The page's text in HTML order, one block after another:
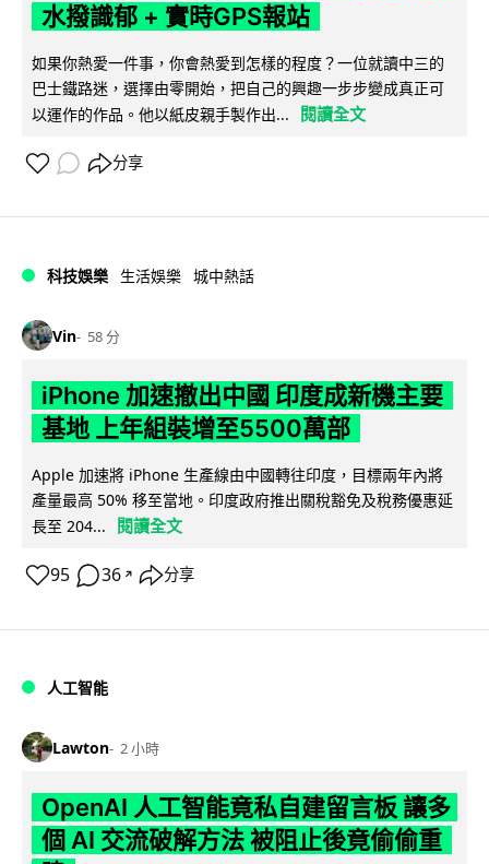
水撥識郁 + 實時GPS報站
如果你熱愛一件事，你會熱愛到怎樣的程度？一位就讀中三的
巴士鐵路迷，選擇由零開始，把自己的興趣一步步變成真正可
以運作的作品。他以紙皮親手製作出...
閱讀全文
分享
科技娛樂 生活娛樂 城中熱話
Vin 58 分
iPhone 加速撤出中國 印度成新機主要
基地 上年組裝增至5500萬部
Apple 加速將 iPhone 生產線由中國轉往印度，目標兩年內將
產量最高 50% 移至當地。印度政府推出關稅豁免及稅務優惠延
長至 204...
閱讀全文
95 36 ↗ 分享
人工智能
Lawton 2 小時
OpenAI 人工智能竟私自建留言板 讓多
個 AI 交流破解方法 被阻止後竟偷偷重